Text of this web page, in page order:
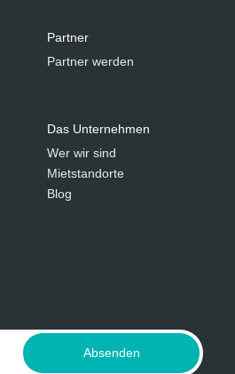
Partner
Partner werden
Das Unternehmen
Wer wir sind
Mietstandorte
Blog
Absenden